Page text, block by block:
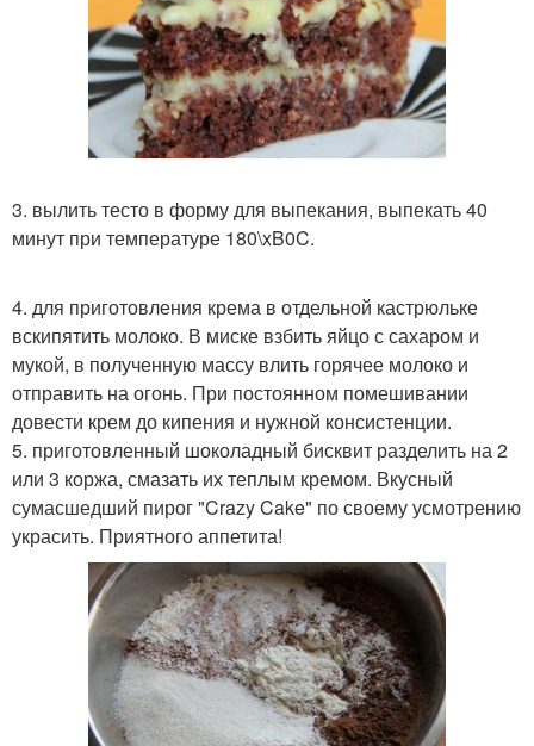
3. вылить тесто в форму для выпекания, выпекать 40
минут при температуре 180\xB0C.
4. для приготовления крема в отдельной кастрюльке
вскипятить молоко. В миске взбить яйцо с сахаром и
мукой, в полученную массу влить горячее молоко и
отправить на огонь. При постоянном помешивании
довести крем до кипения и нужной консистенции.
5. приготовленный шоколадный бисквит разделить на 2
или 3 коржа, смазать их теплым кремом. Вкусный
сумасшедший пирог "Crazy Cake" по своему усмотрению
украсить. Приятного аппетита!